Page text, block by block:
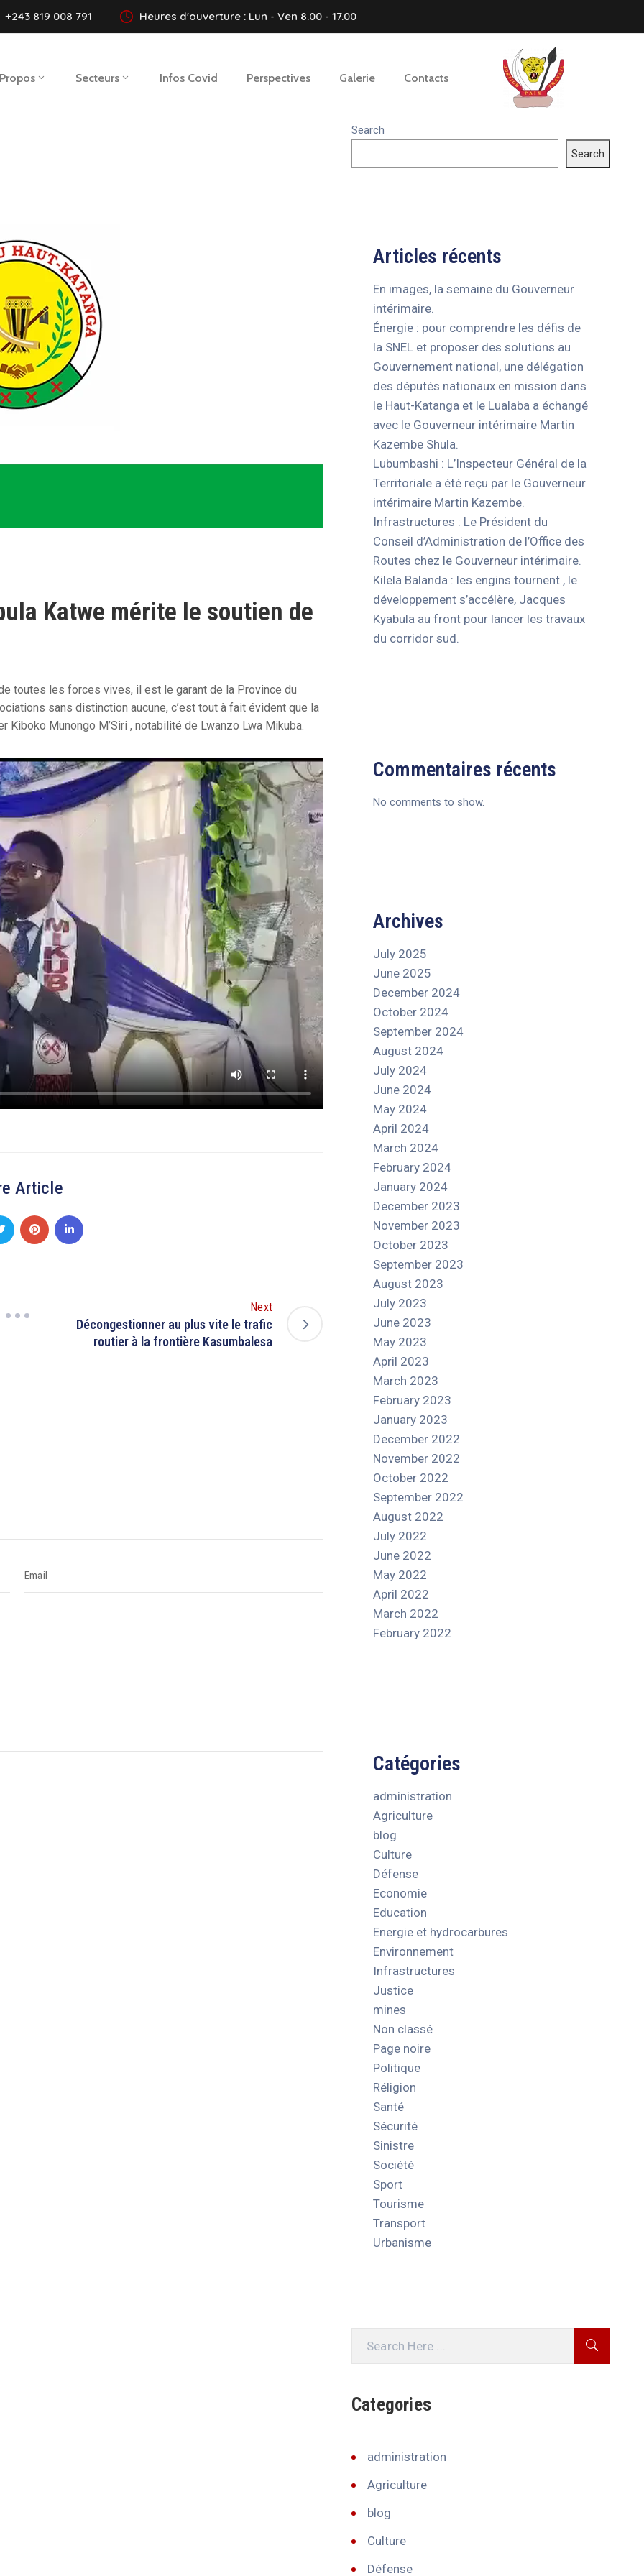
+243 819 008 791 Heures d'ouverture : Lun - Ven 8.00 - 17.00
Secteurs Infos Covid Perspectives Galerie Contacts
Katwe mérite le soutien de
toutes les forces vives, il est le garant de la Province du
sans distinction aucune, c’est tout à fait évident que la
Munongo M’Siri , notabilité de Lwanzo Lwa Mikuba.
Article
Next
Décongestionner au plus vite le trafic
routier à la frontière Kasumbalesa
Search
Search
Articles récents
En images, la semaine du Gouverneur
intérimaire.
Énergie : pour comprendre les défis de
la SNEL et proposer des solutions au
Gouvernement national, une délégation
des députés nationaux en mission dans
le Haut-Katanga et le Lualaba a échangé
avec le Gouverneur intérimaire Martin
Kazembe Shula.
Lubumbashi : L’Inspecteur Général de la
Territoriale a été reçu par le Gouverneur
intérimaire Martin Kazembe.
Infrastructures : Le Président du
Conseil d’Administration de l’Office des
Routes chez le Gouverneur intérimaire.
Kilela Balanda : les engins tournent , le
développement s’accélère, Jacques
Kyabula au front pour lancer les travaux
du corridor sud.
Commentaires récents
No comments to show.
Archives
July 2025
June 2025
December 2024
October 2024
September 2024
August 2024
July 2024
June 2024
May 2024
April 2024
March 2024
February 2024
January 2024
December 2023
November 2023
October 2023
September 2023
August 2023
July 2023
June 2023
May 2023
April 2023
March 2023
February 2023
January 2023
December 2022
November 2022
October 2022
September 2022
August 2022
July 2022
June 2022
May 2022
April 2022
March 2022
February 2022
Catégories
administration
Agriculture
blog
Culture
Défense
Economie
Education
Energie et hydrocarbures
Environnement
Infrastructures
Justice
mines
Non classé
Page noire
Politique
Réligion
Santé
Sécurité
Sinistre
Société
Sport
Tourisme
Transport
Urbanisme
Categories
administration
Agriculture
blog
Culture
Défense